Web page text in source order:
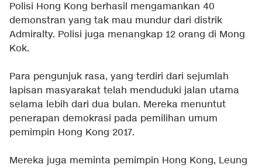
Polisi Hong Kong berhasil mengamankan 40
demonstran yang tak mau mundur dari distrik
Admiralty. Polisi juga menangkap 12 orang di Mong
Kok.
Para pengunjuk rasa, yang terdiri dari sejumlah
lapisan masyarakat telah menduduki jalan utama
selama lebih dari dua bulan. Mereka menuntut
penerapan demokrasi pada pemilihan umum
pemimpin Hong Kong 2017.
Mereka juga meminta pemimpin Hong Kong, Leung